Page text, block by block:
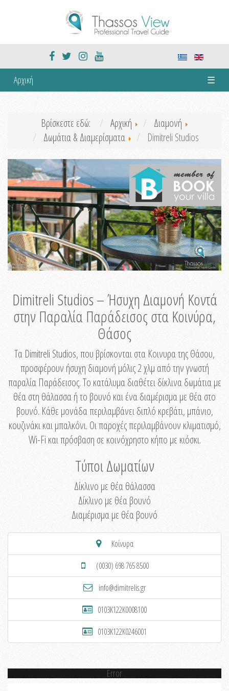
Αρχική ☰
Βρίσκεστε εδώ: Αρχική
Διαμονή
Δωμάτια & Διαμερίσματα
Dimitreli Studios
Dimitreli Studios – Ήσυχη Διαμονή Κοντά
στην Παραλία Παράδεισος στα Κοινύρα,
Θάσος
Τα Dimitreli Studios, που βρίσκονται στα Κοινυρα της Θάσου,
προσφέρουν ήσυχη διαμονή μόλις 2 χλμ από την γνωστή
παραλία Παράδεισος. Το κατάλυμα διαθέτει δίκλινα δωμάτια με
θέα στη θάλασσα ή το βουνό και ένα διαμέρισμα με θέα στο
βουνό. Κάθε μονάδα περιλαμβάνει διπλό κρεβάτι, μπάνιο,
κουζινάκι και μπαλκόνι. Οι παροχές περιλαμβάνουν κλιματισμό,
Wi-Fi και πρόσβαση σε κοινόχρηστο κήπο με κιόσκι.
Τύποι Δωματίων
Δίκλινο με θέα θάλασσα
Δίκλινο με θέα βουνό
Διαμέρισμα με θέα βουνό
Κοίνυρα
(0030) 698 765 8500
info@dimitrelis.gr
0103K122K0008100
0103K122K0246001
Error